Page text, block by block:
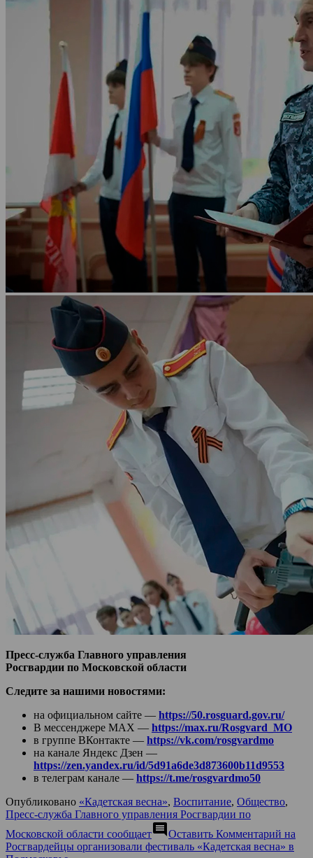
Пресс-служба Главного управления
Росгвардии по Московской области
Следите за нашими новостями:
на официальном сайте — https://50.rosguard.gov.ru/
В мессенджере МАХ — https://max.ru/Rosgvard_MO
в группе ВКонтакте — https://vk.com/rosgvardmo
на канале Яндекс Дзен —
https://zen.yandex.ru/id/5d91a6de3d873600b11d9553
в телеграм канале — https://t.me/rosgvardmo50
Опубликовано «Кадетская весна», Воспитание, Общество,
Пресс-служба Главного управления Росгвардии по
Московской области сообщаетcomment Оставить Комментарий на
Росгвардейцы организовали фестиваль «Кадетская весна» в